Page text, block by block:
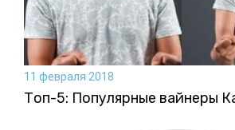
11 февраля 2018
Топ-5: Популярные вайнеры